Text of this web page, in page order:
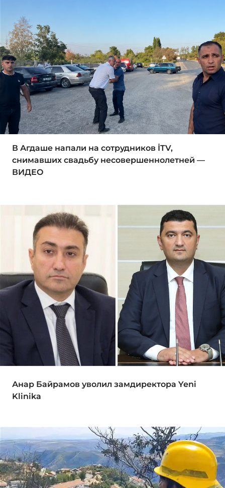
В Агдаше напали на сотрудников İTV,
снимавших свадьбу несовершеннолетней —
ВИДЕО
Анар Байрамов уволил замдиректора Yeni
Klinika